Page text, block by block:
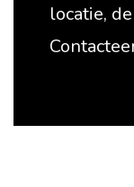
locatie,